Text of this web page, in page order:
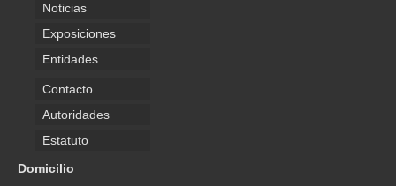
Noticias
Exposiciones
Entidades
Contacto
Autoridades
Estatuto
Domicilio